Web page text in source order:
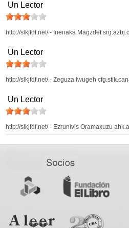
Un Lector
http://slkjfdf.net/ - Inenaka Magzdef
Un Lector
http://slkjfdf.net/ - Zeguza Iwugeh
Un Lector
http://slkjfdf.net/ - Ezrunivis Oramaxuzu